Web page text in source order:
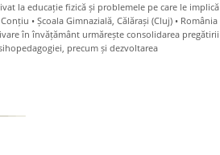
la educație fizică și problemele pe care le implică
• Școala Gimnazială, Călărași (Cluj) • România
în învățământ urmărește consolidarea pregătirii
precum și dezvoltarea